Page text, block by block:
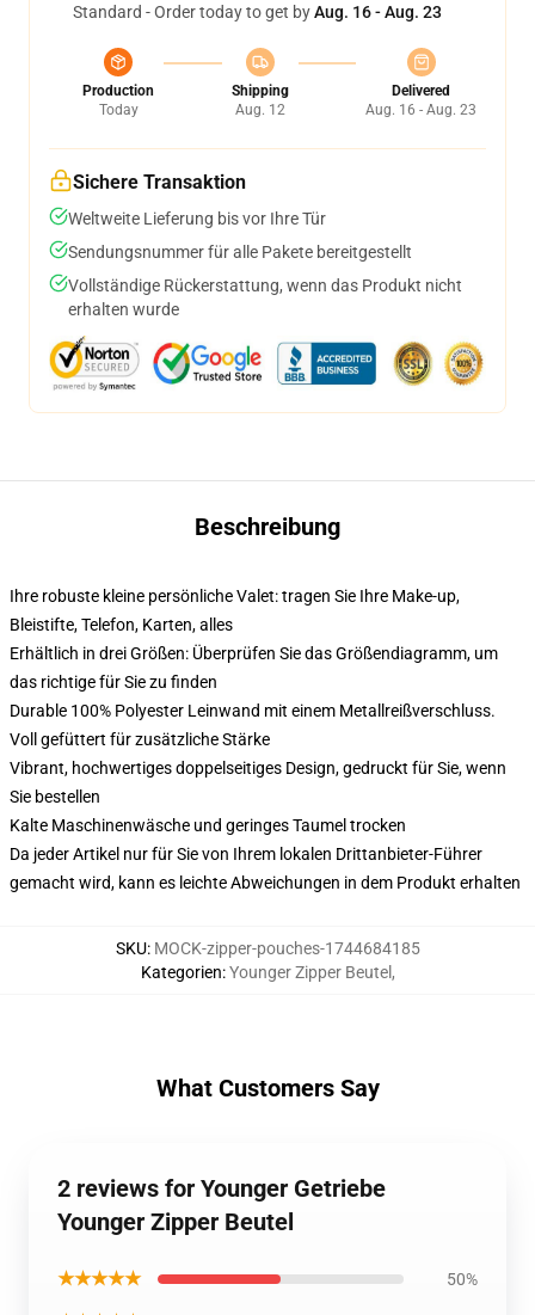
Standard - Order today to get byAug. 16 - Aug. 23
Production
Today
Shipping
Aug. 12
Delivered
Aug. 16 - Aug. 23
Sichere Transaktion
Weltweite Lieferung bis vor Ihre Tür
Sendungsnummer für alle Pakete bereitgestellt
Vollständige Rückerstattung, wenn das Produkt nicht
erhalten wurde
Beschreibung
Ihre robuste kleine persönliche Valet: tragen Sie Ihre Make-up,
Bleistifte, Telefon, Karten, alles
Erhältlich in drei Größen: Überprüfen Sie das Größendiagramm, um
das richtige für Sie zu finden
Durable 100% Polyester Leinwand mit einem Metallreißverschluss.
Voll gefüttert für zusätzliche Stärke
Vibrant, hochwertiges doppelseitiges Design, gedruckt für Sie, wenn
Sie bestellen
Kalte Maschinenwäsche und geringes Taumel trocken
Da jeder Artikel nur für Sie von Ihrem lokalen Drittanbieter-Führer
gemacht wird, kann es leichte Abweichungen in dem Produkt erhalten
SKU: MOCK-zipper-pouches-1744684185
Kategorien:Younger Zipper Beutel ,
What Customers Say
2 reviews for Younger Getriebe
Younger Zipper Beutel
★★★★★ 50%